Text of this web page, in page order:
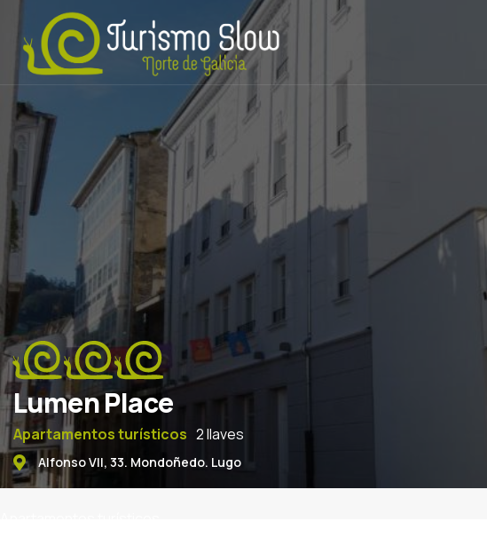
Lumen Place
Apartamentos turísticos 2 llaves
Alfonso VII, 33. Mondoñedo. Lugo